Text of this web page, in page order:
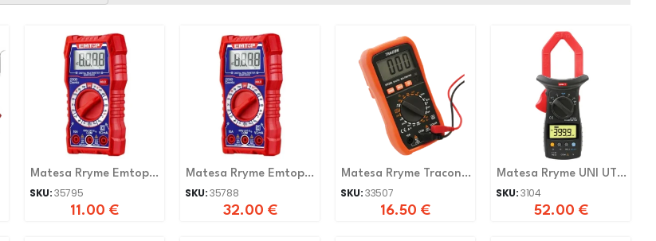
Matesa Rryme Emtop
EDMR16002
SKU:35795
11.00 €
Matesa Rryme Emtop
EDMR5310004
SKU:35788
32.00 €
Matesa Rryme Tracon
HK36A
SKU:33507
16.50 €
Matesa Rryme UNI UT
205
SKU:3104
52.00 €